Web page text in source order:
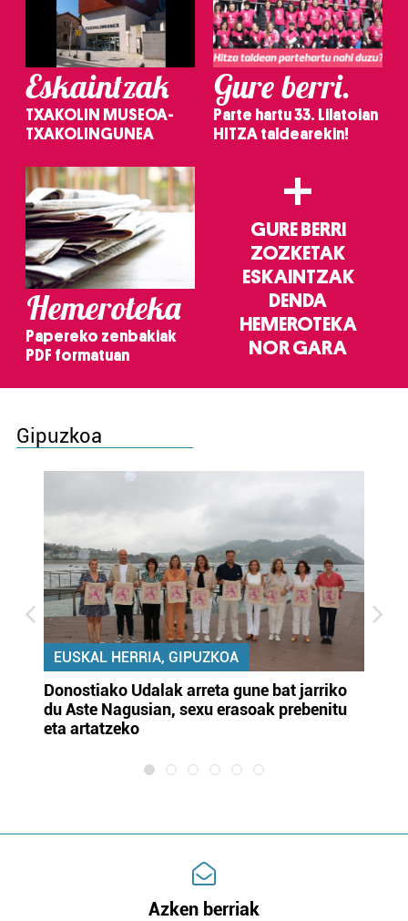
Eskaintzak
TXAKOLIN MUSEOA-
TXAKOLINGUNEA
Gure berri.
Parte hartu 33. Lilatoian
HITZA taldearekin!
Hemeroteka
Papereko zenbakiak
PDF formatuan
+
GURE BERRI
ZOZKETAK
ESKAINTZAK
DENDA
HEMEROTEKA
NOR GARA
Gipuzkoa
EUSKAL HERRIA, GIPUZKOA
Donostiako Udalak arreta gune bat jarriko
du Aste Nagusian, sexu erasoak prebenitu
eta artatzeko
Azken berriak